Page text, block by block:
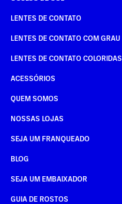
LENTES DE CONTATO
LENTES DE CONTATO COM GRAU
LENTES DE CONTATO COLORIDAS
ACESSÓRIOS
QUEM SOMOS
NOSSAS LOJAS
SEJA UM FRANQUEADO
BLOG
SEJA UM EMBAIXADOR
GUIA DE ROSTOS